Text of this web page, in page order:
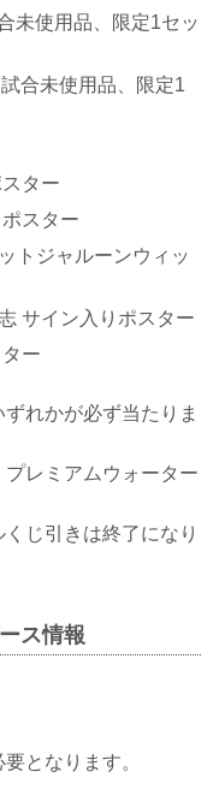
未使用品、限定1セッ
合未使用品、限定1
ター
スター
トジャルーンウィッ
サイン入りポスター
ー
れかが必ず当たりま
レミアムウォーター
じ引きは終了になり
ス情報
となります。